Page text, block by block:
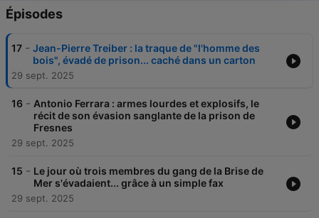
Épisodes
17 - Jean-Pierre Treiber : la traque de "l'homme des
bois", évadé de prison... caché dans un carton
29 sept. 2025
16 - Antonio Ferrara : armes lourdes et explosifs, le
récit de son évasion sanglante de la prison de
Fresnes
29 sept. 2025
15 - Le jour où trois membres du gang de la Brise de
Mer s'évadaient... grâce à un simple fax
29 sept. 2025